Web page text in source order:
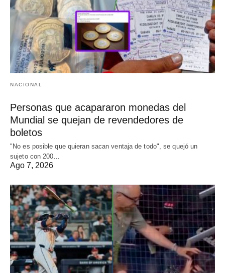
NACIONAL
Personas que acapararon monedas del
Mundial se quejan de revendedores de
boletos
"No es posible que quieran sacan ventaja de todo", se quejó un
sujeto con 200…
Ago 7, 2026